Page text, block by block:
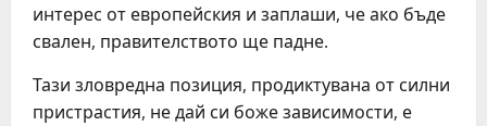
интерес от европейския и заплаши, че ако бъде
свален, правителството ще падне.
Тази зловредна позиция, продиктувана от силни
пристрастия, не дай си боже зависимости, е